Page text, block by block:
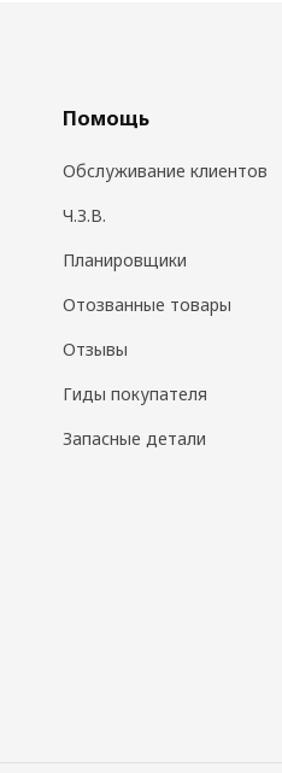
Помощь
Обслуживание клиентов
Ч.З.В.
Планировщики
Отозванные товары
Отзывы
Гиды покупателя
Запасные детали